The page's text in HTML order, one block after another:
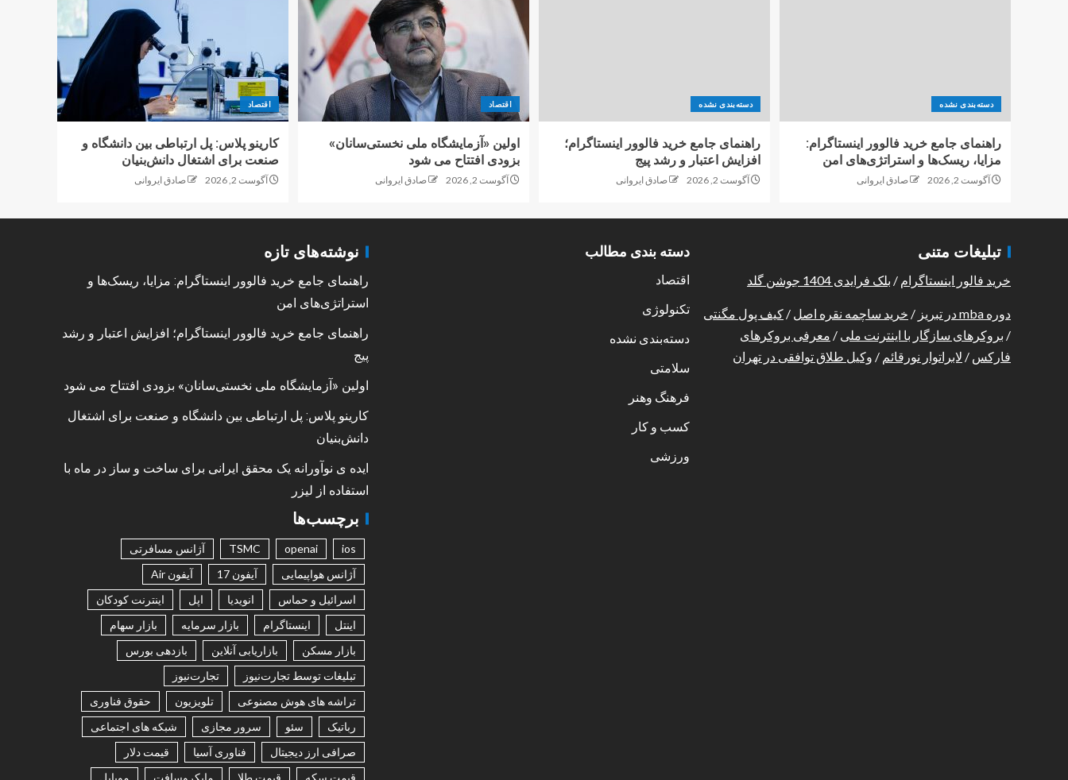
دسته‌بندی نشده
راهنمای جامع خرید فالوور اینستاگرام:
مزایا، ریسک‌ها و استراتژی‌های امن
آگوست 2, 2026 صادق ایروانی
دسته‌بندی نشده
راهنمای جامع خرید فالوور اینستاگرام؛
افزایش اعتبار و رشد پیج
آگوست 2, 2026 صادق ایروانی
اقتصاد
اولین «آزمایشگاه ملی نخستی‌سانان»
بزودی افتتاح می شود
آگوست 2, 2026 صادق ایروانی
اقتصاد
کارینو پلاس: پل ارتباطی بین دانشگاه و
صنعت برای اشتغال دانش‌بنیان
آگوست 2, 2026 صادق ایروانی
نوشته‌های تازه
راهنمای جامع خرید فالوور اینستاگرام: مزایا، ریسک‌ها و
استراتژی‌های امن
راهنمای جامع خرید فالوور اینستاگرام؛ افزایش اعتبار و رشد
پیج
اولین «آزمایشگاه ملی نخستی‌سانان» بزودی افتتاح می شود
کارینو پلاس: پل ارتباطی بین دانشگاه و صنعت برای اشتغال
دانش‌بنیان
ایده ی نوآورانه یک محقق ایرانی برای ساخت و ساز در ماه با
استفاده از لیزر
برچسب‌ها
ios
openai
TSMC
آژانس مسافرتی
آژانس هواپیمایی
آیفون 17
آیفون Air
اسرائیل و حماس
انویدیا اپل
اینترنت کودکان
اینتل
اینستاگرام بازار سرمایه
بازار سهام
بازار مسکن
بازاریابی آنلاین
بازدهی بورس
تبلیغات توسط تجارت‌نیوز
تجارت‌نیوز
تراشه های هوش مصنوعی
تلویزیون
حقوق فناوری
رباتیک
سئو سرور مجازی
شبکه های اجتماعی
صرافی ارز دیجیتال
فناوری آسیا
قیمت دلار
قیمت سکه
قیمت طلا مایکروسافت موبایل
دسته بندی مطالب
اقتصاد
تکنولوژی
دسته‌بندی نشده
سلامتی
فرهنگ وهنر
کسب و کار
ورزشی
تبلیغات متنی
خرید فالور اینستاگرام / بلک فرایدی 1404 جوشن گلد
دوره mba در تبریز / خرید ساچمه نقره اصل / کیف پول مگنتی
/ بروکرهای سازگار با اینترنت ملی / معرفی بروکرهای
فارکس / لابراتوار نورقائم / وکیل طلاق توافقی در تهران